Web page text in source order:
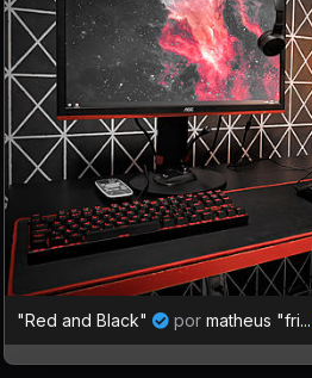
"Red and Black" por matheus "fri...